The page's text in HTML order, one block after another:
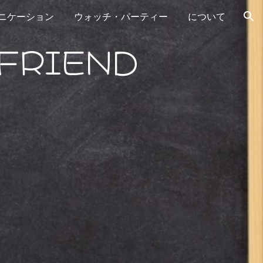
ケーション ウォッチ・パーティー について